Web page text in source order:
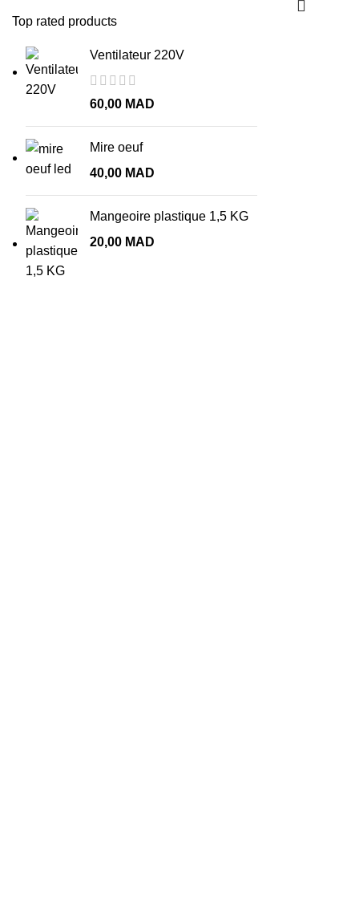
Top rated products
Ventilateur 220V
60,00 MAD
Mire oeuf
40,00 MAD
Mangeoire plastique 1,5 KG
20,00 MAD